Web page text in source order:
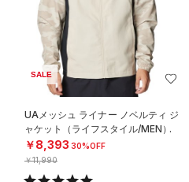
SALE
UAメッシュ ライナー ノベルティ ジ
ャケット（ライフスタイル/MEN）
￥8,393 30%OFF
￥11,990